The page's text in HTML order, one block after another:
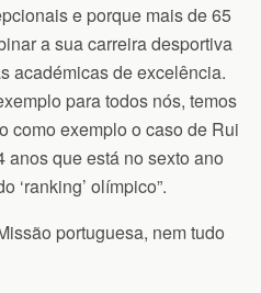
e porque mais de 65
a sua carreira desportiva
académicas de excelência.
para todos nós, temos
como exemplo o caso de Rui
anos que está no sexto ano
‘ranking’ olímpico”.
portuguesa, nem tudo